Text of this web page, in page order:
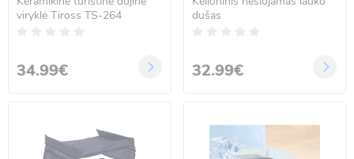
viryklė Tiross TS-264
34.99€
dušas
32.99€